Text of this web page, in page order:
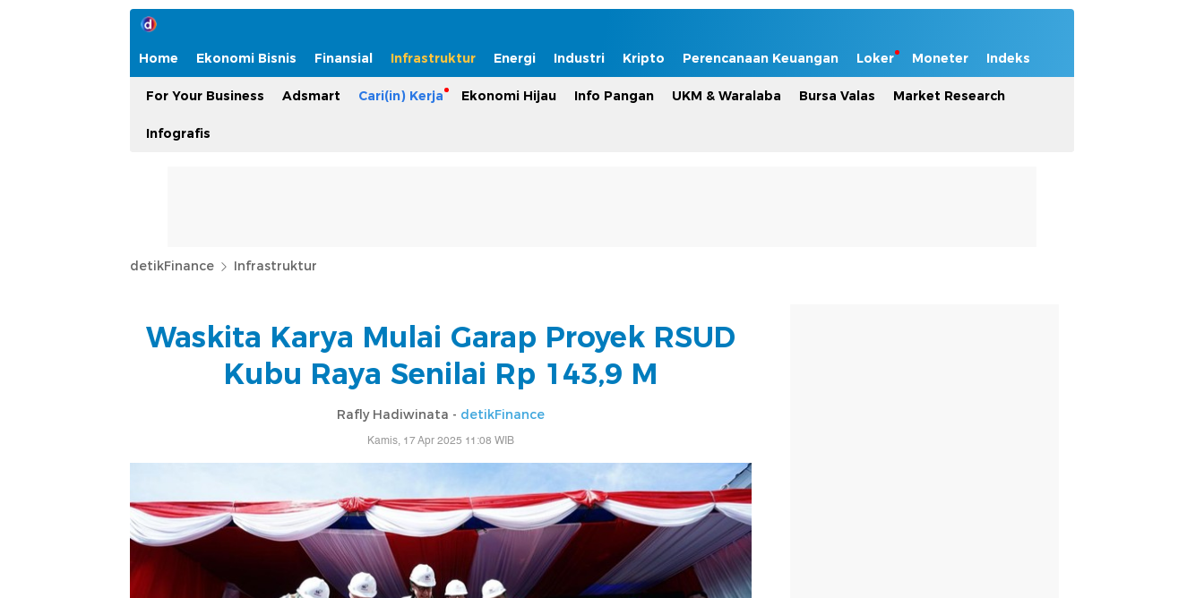
Home Ekonomi Bisnis Finansial Infrastruktur Energi Industri Kripto Perencanaan Keuangan Loker Moneter Indeks
For Your Business Adsmart Cari(in) Kerja Ekonomi Hijau Info Pangan UKM & Waralaba Bursa Valas Market Research
Infografis
detikFinance Infrastruktur
Waskita Karya Mulai Garap Proyek RSUD
Kubu Raya Senilai Rp 143,9 M
Rafly Hadiwinata - detikFinance
Kamis, 17 Apr 2025 11:08 WIB